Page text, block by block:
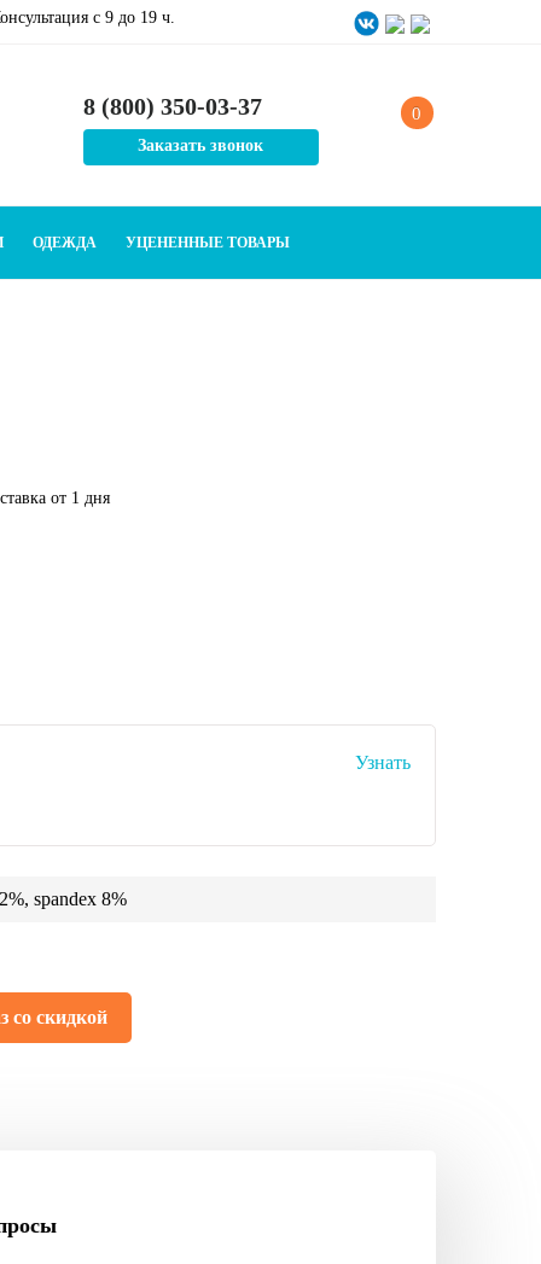
c 9 до 19 ч.
8 (800) 350-03-37
Заказать звонок
0
ОДЕЖДА УЦЕНЕННЫЕ ТОВАРЫ
от 1 дня
Узнать
spandex 8%
со скидкой